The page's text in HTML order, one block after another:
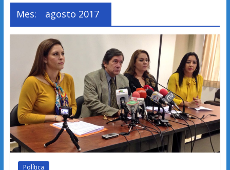
Mes: agosto 2017
Política